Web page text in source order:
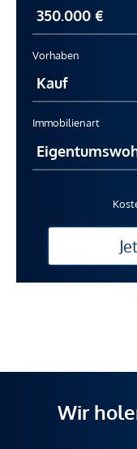
Vorhaben
Immobilienart
Wir